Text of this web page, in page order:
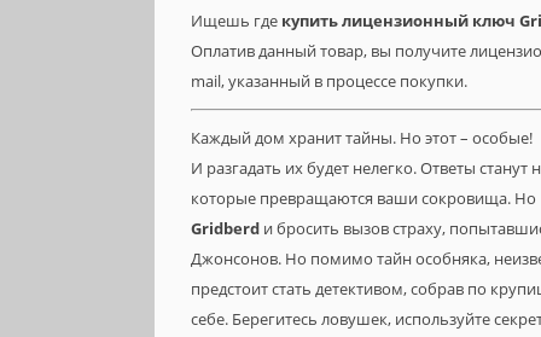
Ищешь где купить лицензионный ключ
Оплатив данный товар, вы получите
mail, указанный в процессе покупки.
Каждый дом хранит тайны. Но этот – особые!
И разгадать их будет нелегко. Ответы
которые превращаются ваши сокровища. Но
Gridberd и бросить вызов страху,
Джонсонов. Но помимо тайн особняка,
предстоит стать детективом, собрав по
себе. Берегитесь ловушек, используйте